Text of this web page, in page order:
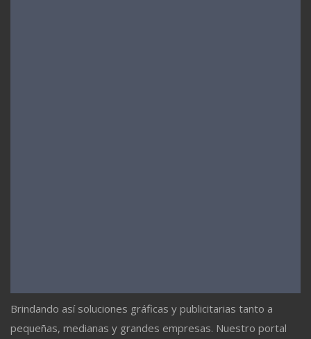
Brindando así soluciones gráficas y publicitarias tanto a
pequeñas, medianas y grandes empresas. Nuestro portal